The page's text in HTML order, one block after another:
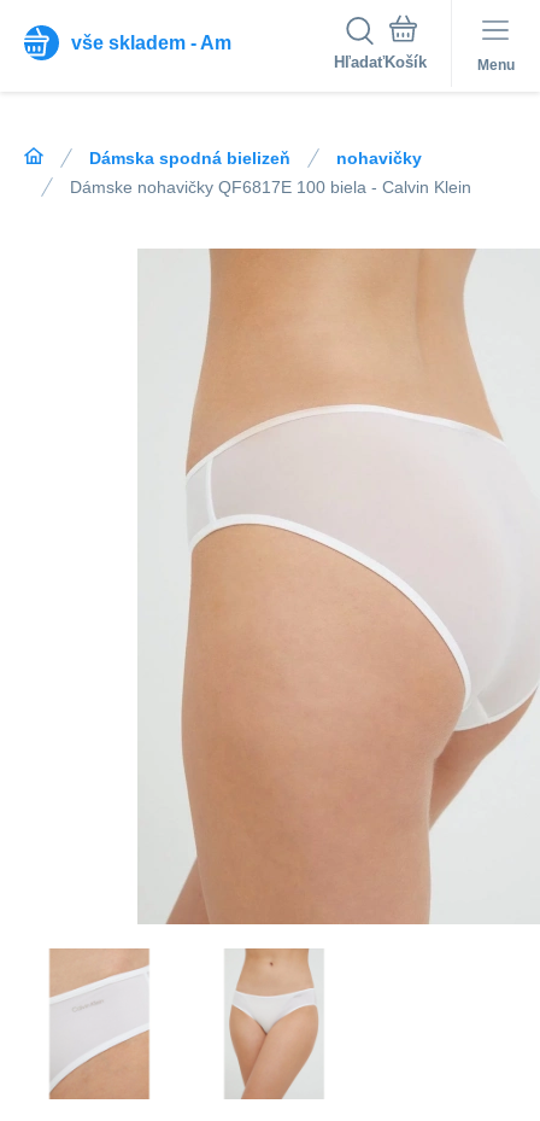
vše skladem - Am
Hľadať Menu
Dámska spodná bielizeň
nohavičky
Dámske nohavičky QF6817E 100 biela - Calvin Klein